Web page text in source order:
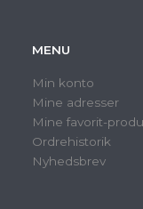
MENU
Min konto
Mine adresser
Mine favorit-
Ordrehistorik
Nyhedsbrev